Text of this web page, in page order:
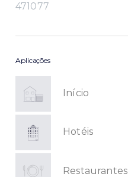
471077
Aplicações
Início
Hotéis
Restaurantes